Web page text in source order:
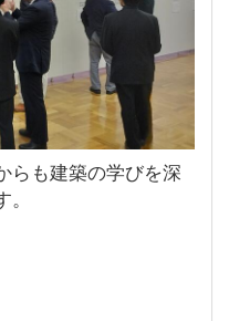
らも建築の学びを深